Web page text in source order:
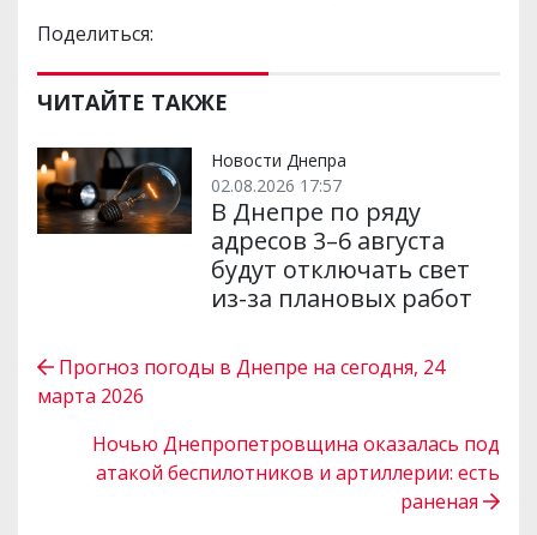
Поделиться:
ЧИТАЙТЕ ТАКЖЕ
Новости Днепра
02.08.2026 17:57
В Днепре по ряду
адресов 3–6 августа
будут отключать свет
из-за плановых работ
Прогноз погоды в Днепре на сегодня, 24
марта 2026
Ночью Днепропетровщина оказалась под
атакой беспилотников и артиллерии: есть
раненая